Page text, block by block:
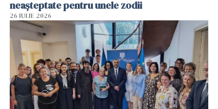
neașteptate pentru unele zodii
26 IULIE 2026